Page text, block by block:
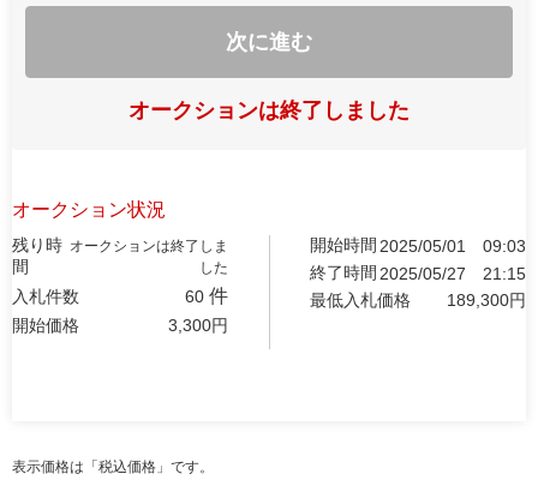
次に進む
オークションは終了しました
オークション状況
残り時
間
オークションは終了しま
した
入札件数 60 件
開始価格 3,300円
開始時間 2025/05/01
09:03
終了時間 2025/05/27
21:15
最低入札価格
189,300円
表示価格は「税込価格」です。